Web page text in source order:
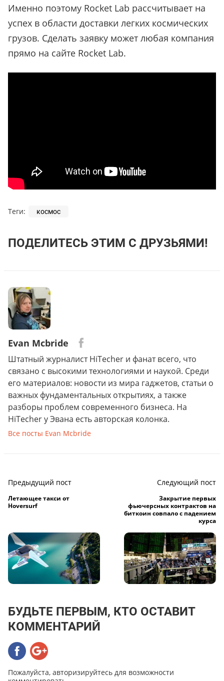
Именно поэтому Rocket Lab рассчитывает на
успех в области доставки легких космических
грузов. Сделать заявку может любая компания
прямо на сайте Rocket Lab.
Теги: космос
ПОДЕЛИТЕСЬ ЭТИМ С ДРУЗЬЯМИ!
Evan Mcbride
Штатный журналист HiTecher и фанат всего, что
связано с высокими технологиями и наукой. Среди
его материалов: новости из мира гаджетов, статьи о
важных фундаментальных открытиях, а также
разборы проблем современного бизнеса. На
HiTecher у Эвана есть авторская колонка.
Все посты Evan Mcbride
Предыдущий пост
Летающее такси от
Hoversurf
Следующий пост
Закрытие первых
фьючерсных контрактов на
биткоин совпало с падением
курса
БУДЬТЕ ПЕРВЫМ, КТО ОСТАВИТ
КОММЕНТАРИЙ
Пожалуйста, авторизируйтесь для возможности